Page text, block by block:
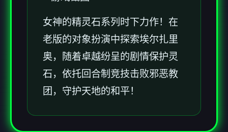
女神的精灵石系列时下力作！在
老版的对象扮演中探索埃尔扎里
奥，随着卓越纷呈的剧情保护灵
石，依托回合制竞技击败邪恶教
团，守护天地的和平！